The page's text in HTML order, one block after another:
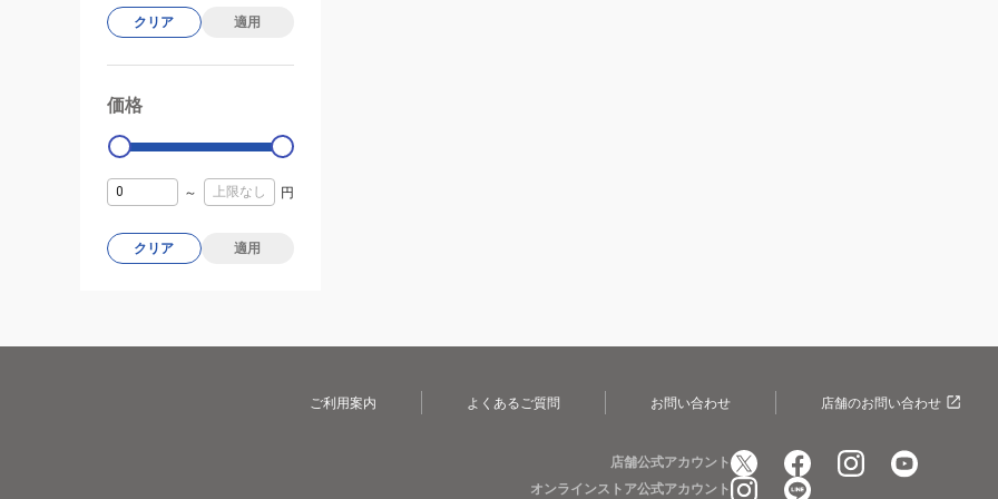
クリア 適用
価格
0
～ 円
クリア 適用
ご利用案内 よくあるご質問 お問い合わせ 店舗のお問い合わせ
店舗公式アカウント
オンラインストア公式アカウント